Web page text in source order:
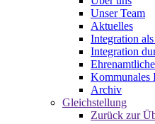
Unser Team
Aktuelles
Integration
Integration
Kommunales
Archiv
Gleichstellung
Zurück zur